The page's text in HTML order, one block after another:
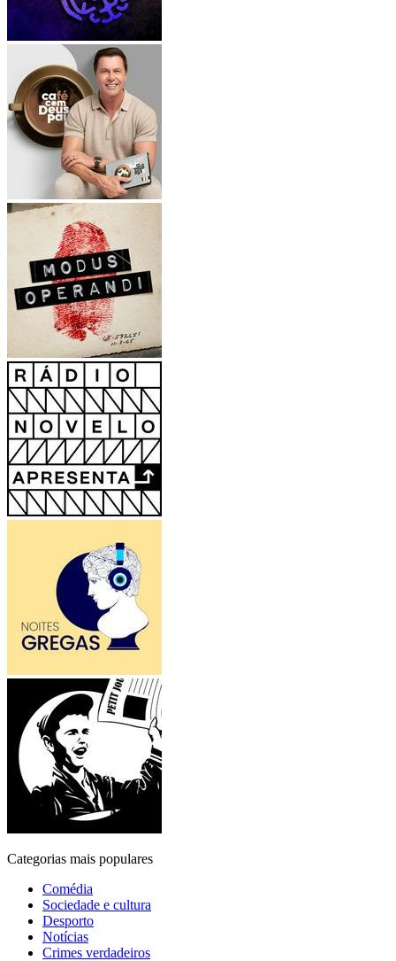
Categorias mais populares
Comédia
Sociedade e cultura
Desporto
Notícias
Crimes verdadeiros